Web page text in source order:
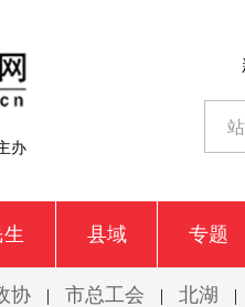
办
生 县域 专题
协 | 市总工会 | 北湖 |